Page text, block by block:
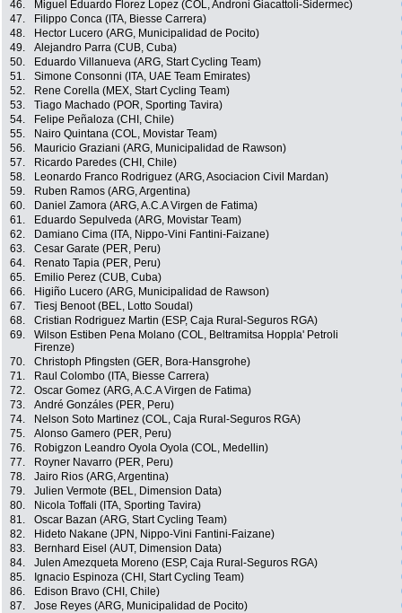
46.
Miguel Eduardo Florez Lopez (COL, Androni Giacattoli-Sidermec)
47.
Filippo Conca (ITA, Biesse Carrera)
48.
Hector Lucero (ARG, Municipalidad de Pocito)
49.
Alejandro Parra (CUB, Cuba)
50.
Eduardo Villanueva (ARG, Start Cycling Team)
51.
Simone Consonni (ITA, UAE Team Emirates)
52.
Rene Corella (MEX, Start Cycling Team)
53.
Tiago Machado (POR, Sporting Tavira)
54.
Felipe Peñaloza (CHI, Chile)
55.
Nairo Quintana (COL, Movistar Team)
56.
Mauricio Graziani (ARG, Municipalidad de Rawson)
57.
Ricardo Paredes (CHI, Chile)
58.
Leonardo Franco Rodriguez (ARG, Asociacion Civil Mardan)
59.
Ruben Ramos (ARG, Argentina)
60.
Daniel Zamora (ARG, A.C.A Virgen de Fatima)
61.
Eduardo Sepulveda (ARG, Movistar Team)
62.
Damiano Cima (ITA, Nippo-Vini Fantini-Faizane)
63.
Cesar Garate (PER, Peru)
64.
Renato Tapia (PER, Peru)
65.
Emilio Perez (CUB, Cuba)
66.
Higiño Lucero (ARG, Municipalidad de Rawson)
67.
Tiesj Benoot (BEL, Lotto Soudal)
68.
Cristian Rodriguez Martin (ESP, Caja Rural-Seguros RGA)
69.
Wilson Estiben Pena Molano (COL, Beltramitsa Hoppla' Petroli
Firenze)
70. Christoph Pfingsten (GER, Bora-Hansgrohe)
71.
Raul Colombo (ITA, Biesse Carrera)
72.
Oscar Gomez (ARG, A.C.A Virgen de Fatima)
73.
André Gonzáles (PER, Peru)
74.
Nelson Soto Martinez (COL, Caja Rural-Seguros RGA)
75.
Alonso Gamero (PER, Peru)
76.
Robigzon Leandro Oyola Oyola (COL, Medellin)
77.
Royner Navarro (PER, Peru)
78.
Jairo Rios (ARG, Argentina)
79.
Julien Vermote (BEL, Dimension Data)
80.
Nicola Toffali (ITA, Sporting Tavira)
81.
Oscar Bazan (ARG, Start Cycling Team)
82.
Hideto Nakane (JPN, Nippo-Vini Fantini-Faizane)
83.
Bernhard Eisel (AUT, Dimension Data)
84.
Julen Amezqueta Moreno (ESP, Caja Rural-Seguros RGA)
85.
Ignacio Espinoza (CHI, Start Cycling Team)
86.
Edison Bravo (CHI, Chile)
87.
Jose Reyes (ARG, Municipalidad de Pocito)